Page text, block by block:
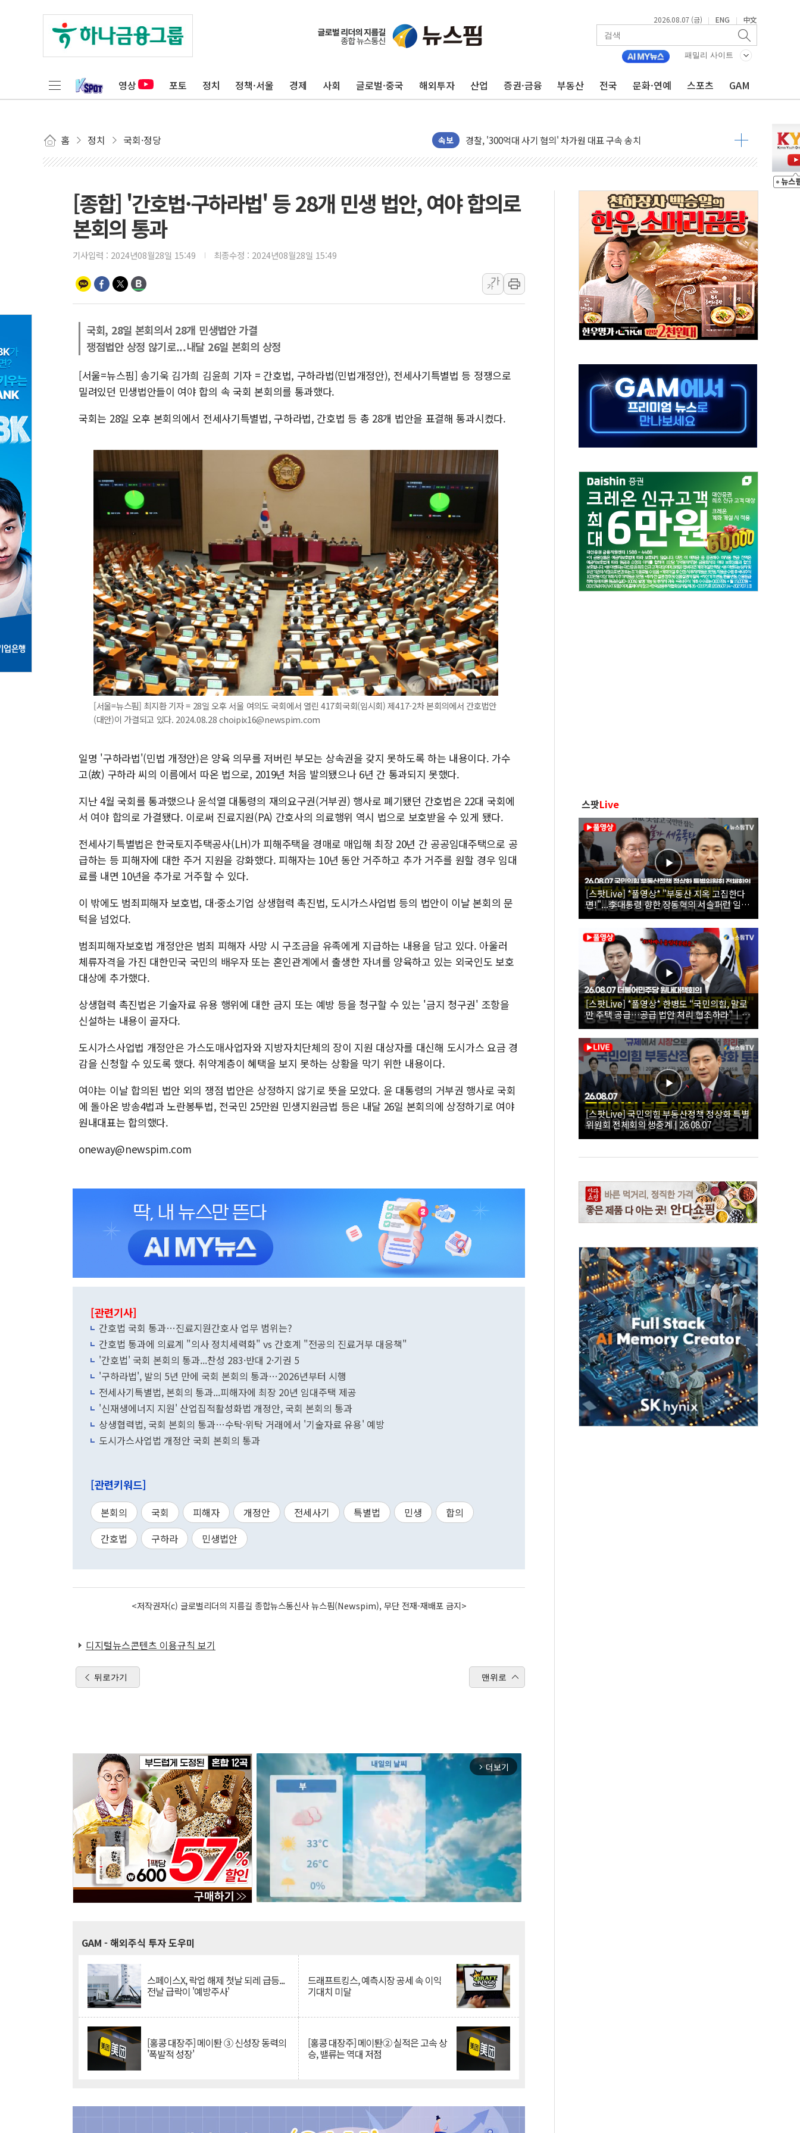
2026.08.07 (금) | ENG | 中文
패밀리 사이트
영상 포토 정치 정책·서울 경제 사회 글로벌·중국 해외투자 산업 증권·금융 부동산 전국 문화·연예 스포츠 GAM
홈 정치 국회·정당 속보
창호 교체하다 난간 무너져…대전서 50대 일용직 추락 사망
장동혁 "규제와 대출 풀고 재개발·재건축 촉진하는 것이 부동산 정상화"
[속보] 종합특검, '尹 관저 이전 감사 무마' 유병호 감사위원 구속 기소
日, 4~6월 105조원 환시 개입...4월 말 '56조원' 사상 최대
오렌지플래닛 창업재단, 스타트업 지원 프로그램 성료
장동혁 "집값 올려놓고 국민만 잡아"
[속보] '해병 순직 책임' 임성근 전 사단장 항소심도 징역 3년 선고
경찰, '강북구 오피스텔 살인' 50대 남성 구속 송치
전국 그늘막 4만개 육박 7년 새 7배 늘었다...폭염 대책비는 8.6배 증가
"취약계층에 더 가혹한 여름"…구윤철, 쪽방촌 폭염 대응상황 점검
美·日 환율공조에 유럽 패싱… '유로화 팔아 엔화 부양' 사후 통보만
구리값 사상 최고치…'닥터 코퍼'가 말하는 경기 신호가 달라졌다
에어프레미아, 호치민 노선 재개...3년 2개월 만
국민통합위, 정치 다양성 제고 특별 위원회 위촉장 수여식 및 1차 회의
티엠씨, 220억원 규모 美 전력 케이블 수주
[종합] '간호법·구하라법' 등 28개 민생 법안, 여야 합의로
본회의 통과
기사입력 : 2024년08월28일 15:49 최종수정 : 2024년08월28일 15:49
가
가
국회, 28일 본회의서 28개 민생법안 가결
쟁점법안 상정 않기로...내달 26일 본회의 상정
[서울=뉴스핌] 송기욱 김가희 김윤희 기자 = 간호법, 구하라법(민법개정안), 전세사기특별법 등 정쟁으로
밀려있던 민생법안들이 여야 합의 속 국회 본회의를 통과했다.
국회는 28일 오후 본회의에서 전세사기특별법, 구하라법, 간호법 등 총 28개 법안을 표결해 통과시켰다.
[서울=뉴스핌] 최지환 기자 = 28일 오후 서울 여의도 국회에서 열린 417회국회(임시회) 제417-2차 본회의에서 간호법안
(대안)이 가결되고 있다. 2024.08.28 choipix16@newspim.com
일명 '구하라법'(민법 개정안)은 양육 의무를 저버린 부모는 상속권을 갖지 못하도록 하는 내용이다. 가수
고(故) 구하라 씨의 이름에서 따온 법으로, 2019년 처음 발의됐으나 6년 간 통과되지 못했다.
지난 4월 국회를 통과했으나 윤석열 대통령의 재의요구권(거부권) 행사로 폐기됐던 간호법은 22대 국회에
서 여야 합의로 가결됐다. 이로써 진료지원(PA) 간호사의 의료행위 역시 법으로 보호받을 수 있게 됐다.
전세사기특별법은 한국토지주택공사(LH)가 피해주택을 경매로 매입해 최장 20년 간 공공임대주택으로 공
급하는 등 피해자에 대한 주거 지원을 강화했다. 피해자는 10년 동안 거주하고 추가 거주를 원할 경우 임대
료를 내면 10년을 추가로 거주할 수 있다.
이 밖에도 범죄피해자 보호법, 대·중소기업 상생협력 촉진법, 도시가스사업법 등의 법안이 이날 본회의 문
턱을 넘었다.
범죄피해자보호법 개정안은 범죄 피해자 사망 시 구조금을 유족에게 지급하는 내용을 담고 있다. 아울러
체류자격을 가진 대한민국 국민의 배우자 또는 혼인관계에서 출생한 자녀를 양육하고 있는 외국인도 보호
대상에 추가했다.
상생협력 촉진법은 기술자료 유용 행위에 대한 금지 또는 예방 등을 청구할 수 있는 '금지 청구권' 조항을
신설하는 내용이 골자다.
도시가스사업법 개정안은 가스도매사업자와 지방자치단체의 장이 지원 대상자를 대신해 도시가스 요금 경
감을 신청할 수 있도록 했다. 취약계층이 혜택을 보지 못하는 상황을 막기 위한 내용이다.
여야는 이날 합의된 법안 외의 쟁점 법안은 상정하지 않기로 뜻을 모았다. 윤 대통령의 거부권 행사로 국회
에 돌아온 방송4법과 노란봉투법, 전국민 25만원 민생지원금법 등은 내달 26일 본회의에 상정하기로 여야
원내대표는 합의했다.
oneway@newspim.com
[관련기사]
간호법 국회 통과…진료지원간호사 업무 범위는?
간호법 통과에 의료계 "의사 정치세력화" vs 간호계 "전공의 진료거부 대응책"
'간호법' 국회 본회의 통과...찬성 283·반대 2·기권 5
'구하라법', 발의 5년 만에 국회 본회의 통과…2026년부터 시행
전세사기특별법, 본회의 통과...피해자에 최장 20년 임대주택 제공
'신재생에너지 지원' 산업집적활성화법 개정안, 국회 본회의 통과
상생협력법, 국회 본회의 통과…수탁·위탁 거래에서 '기술자료 유용' 예방
도시가스사업법 개정안 국회 본회의 통과
[관련키워드]
본회의 국회 피해자 개정안 전세사기 특별법 민생
합의
간호법
구하라 민생법안
<저작권자(c) 글로벌리더의 지름길 종합뉴스통신사 뉴스핌(Newspim), 무단 전재-재배포 금지>
디지털뉴스콘텐츠 이용규칙 보기
뒤로가기 맨위로
arrow_forward_ios 더보기
GAM - 해외주식 투자 도우미
스페이스X, 락업 해제 첫날 되레 급등...
전날 급락이 '예방주사'
드래프트킹스, 예측시장 공세 속 이익
기대치 미달
[홍콩 대장주] 메이퇀 ③ 신성장 동력의
'폭발적 성장'
[홍콩 대장주] 메이퇀② 실적은 고속 상
승, 밸류는 역대 저점
스팟Live
[스팟Live] *풀영상* "부동산 지옥 고집한다
면!"...李대통령 향한 장동혁의 서슬퍼런 일갈
| 26.08.07 국민의힘 부동산정책 정상화 특별
위원회 전체회의
[스팟Live] *풀영상* 한병도 “국민의힘, 말로
만 주택 공급…공급 법안 처리 협조하라”｜
26.08.07 더불어민주당 원내대책회의
[스팟Live] 국민의힘 부동산정책 정상화 특별
위원회 전체회의 생중계 | 26.08.07